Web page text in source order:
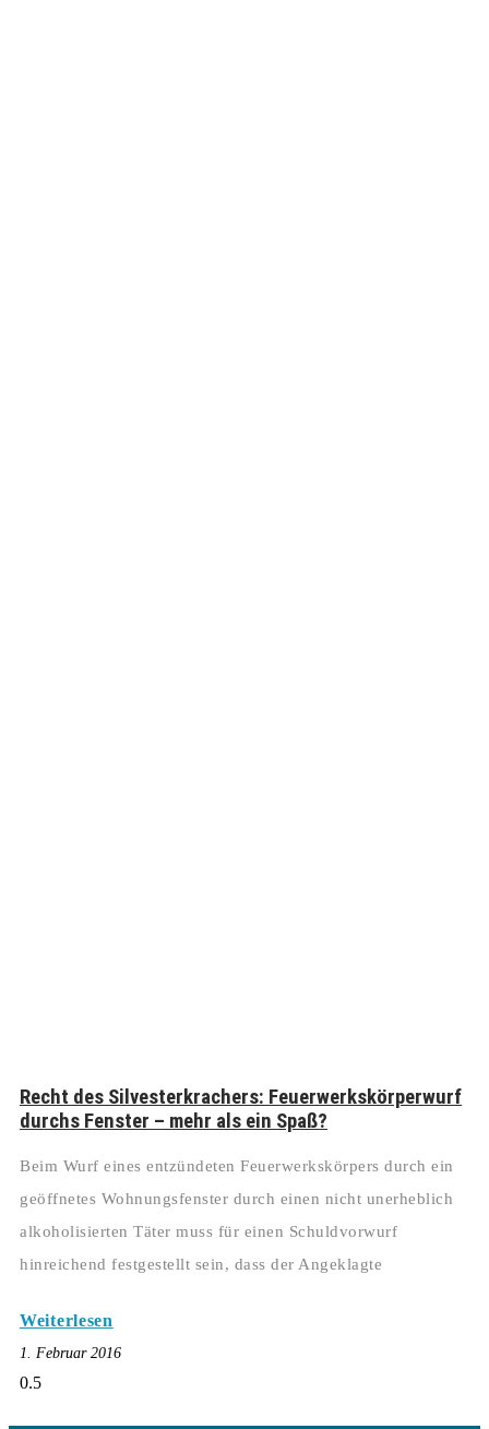
Recht des Silvesterkrachers: Feuerwerkskörperwurf
durchs Fenster – mehr als ein Spaß?
Beim Wurf eines entzündeten Feuerwerkskörpers durch ein
geöffnetes Wohnungsfenster durch einen nicht unerheblich
alkoholisierten Täter muss für einen Schuldvorwurf
hinreichend festgestellt sein, dass der Angeklagte
Weiterlesen
1. Februar 2016